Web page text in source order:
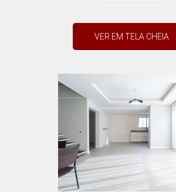
VER EM TELA CHEIA